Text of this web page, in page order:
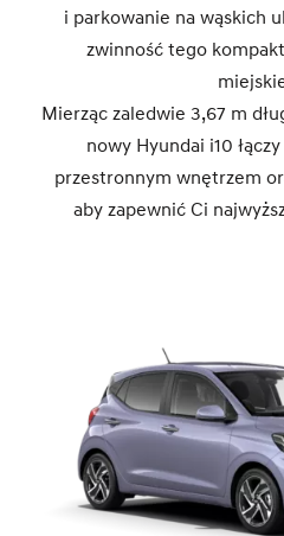
i parkowanie na wąskich
zwinność tego
Mierząc zaledwie 3,67 m
nowy Hyundai i10
przestronnym wnętrzem
aby zapewnić Ci